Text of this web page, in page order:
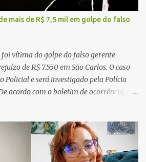
mais de R$ 7,5 mil em golpe do falso
foi vítima do golpe do falso gerente
de R$ 7.550 em São Carlos. O caso
Policial e será investigado pela Polícia
acordo com o boletim de ocorrência, a
necessário atualizar o cadastro da conta
sobre os procedimentos que deveriam
o golpista enviou um documento em